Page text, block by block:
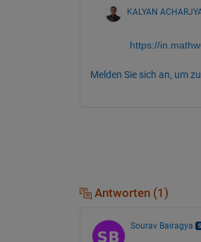
KALYAN
https://
Melden Sie sich an, um
Antworten (1)
Sourav Bairagya